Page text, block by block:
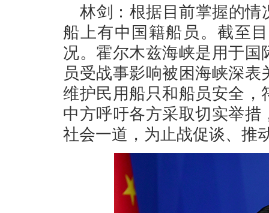
林剑：根据目前掌握的情
船上有中国籍船员。截至
况。霍尔木兹海峡是用于
员受战事影响被困海峡深
维护民用船只和船员安全
中方呼吁各方采取切实举
社会一道，为止战促谈、推